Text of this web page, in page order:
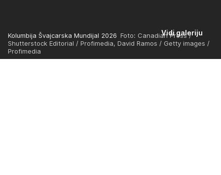
Vidi galeriju
Kolumbija Švajcarska Mundijal 2026 Foto: Canadian Press /
Shutterstock Editorial / Profimedia, David Ramos / Getty images /
Profimedia